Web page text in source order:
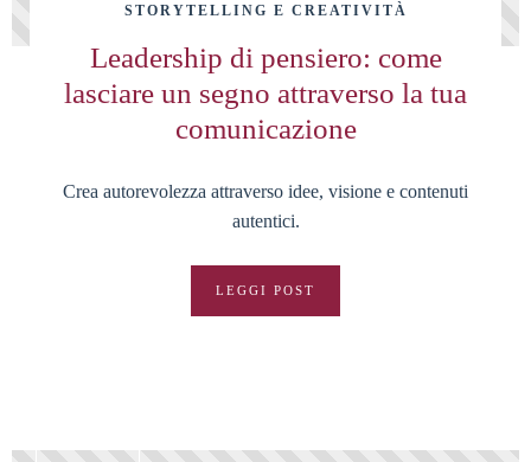
STORYTELLING E CREATIVITÀ
Leadership di pensiero: come
lasciare un segno attraverso la tua
comunicazione
Crea autorevolezza attraverso idee, visione e contenuti
autentici.
LEGGI POST